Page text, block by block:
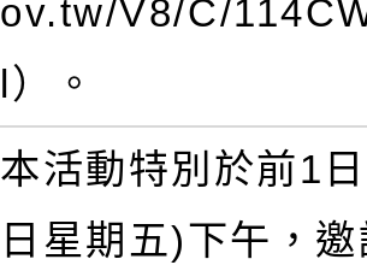
ov.tw/V8/C/
l）。
本活動特別於前1
日星期五)下午，